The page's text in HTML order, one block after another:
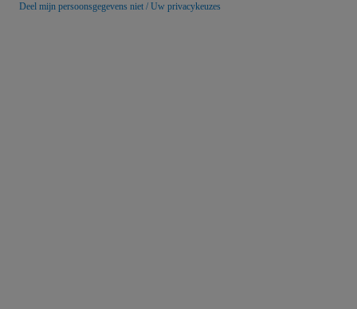
Deel mijn persoonsgegevens niet / Uw privacykeuzes